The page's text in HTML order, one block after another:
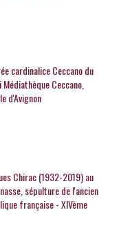
cardinalice Ceccano du
Ceccano,
d'Avignon
Chirac (1932-2019) au
sépulture de l'ancien
française - XIVème